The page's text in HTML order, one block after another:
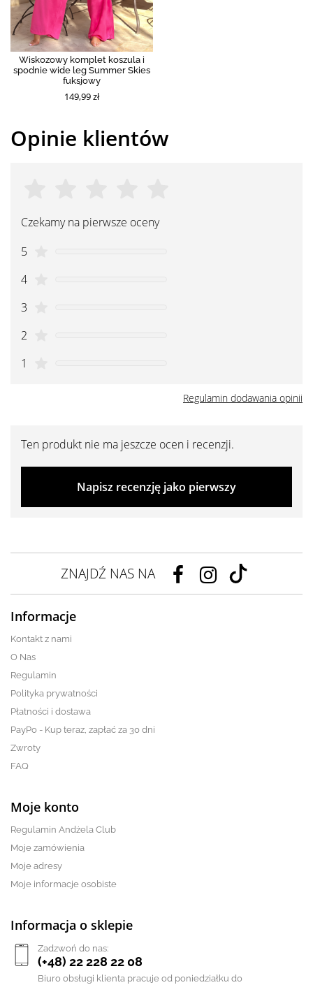
Wiskozowy komplet koszula i
spodnie wide leg Summer Skies
fuksjowy
149,99 zł
Opinie klientów
Czekamy na pierwsze oceny
5
4
3
2
1
Regulamin dodawania opinii
Ten produkt nie ma jeszcze ocen i recenzji.
Napisz recenzję jako pierwszy
ZNAJDŹ NAS NA
Informacje
Kontakt z nami
O Nas
Regulamin
Polityka prywatności
Płatności i dostawa
PayPo - Kup teraz, zapłać za 30 dni
Zwroty
FAQ
Moje konto
Regulamin Andżela Club
Moje zamówienia
Moje adresy
Moje informacje osobiste
Informacja o sklepie
Zadzwoń do nas:
(+48) 22 228 22 08
Biuro obsługi klienta pracuje od poniedziałku do